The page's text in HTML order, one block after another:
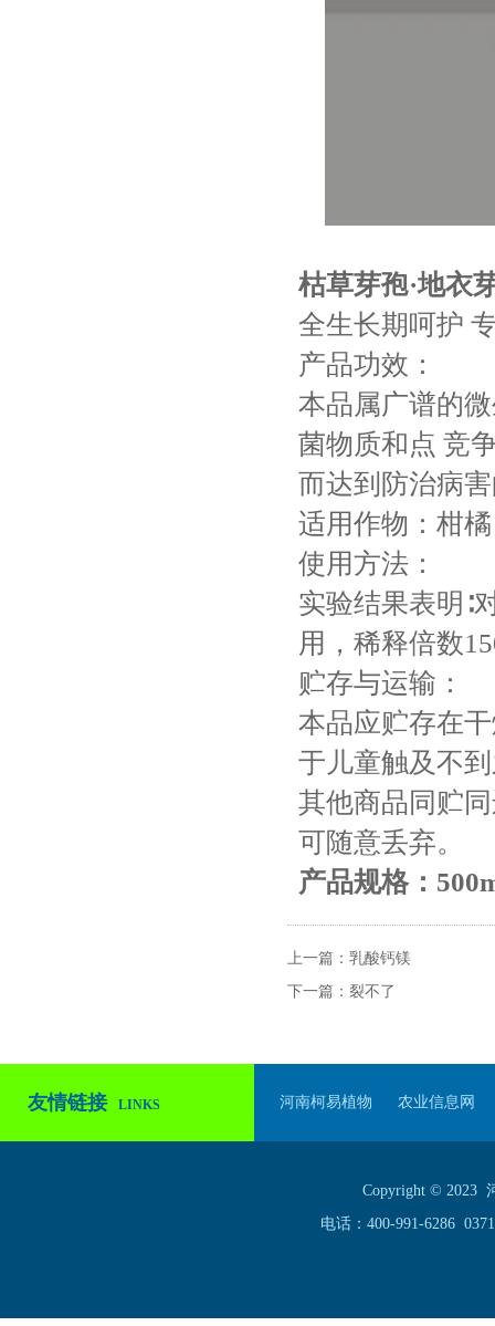
枯草芽孢·地衣
全生长期呵护
产品功效：
本品属广谱的
菌物质和点 竞
而达到防治病
适用作物：柑橘
使用方法：
实验结果表明∶
用，稀释倍数
贮存与运输：
本品应贮存在
于儿童触及不
其他商品同贮
可随意丢弃。
产品规格：
上一篇： 乳酸钙镁
下一篇： 裂不了
友情链接 LINKS 河南柯易植物 农业信息网
Copyright © 2023
电话：400-991-6286